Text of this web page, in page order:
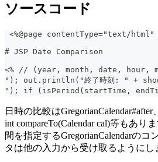
ソースコード
<%@page contentType="text/
# JSP Date Comparison
<% // (year, month, date, hour,
"); out.println("終了時刻: " +
"); if (isPeriod(startTime,
日時の比較は
int compareTo(Calendar cal)等もあり
間を指定するGregorianCalendarのコ
タは他の入力から受け取るようにし